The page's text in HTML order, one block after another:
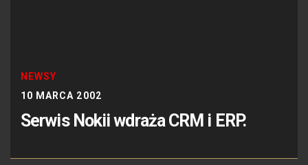
NEWSY
10 MARCA 2002
Serwis Nokii wdraża CRM i ERP.